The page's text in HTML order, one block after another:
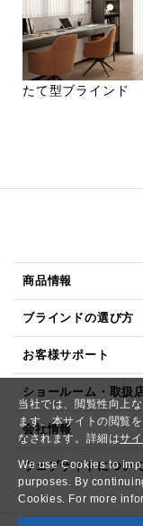
当社では、閲覧性向上
ます。本サイトの閲覧
なされます。詳細はサ
We use Cookies to
purposes. By
Cookies. For more
たて型ブラインド
商品情報
ブラインドの選び方
お客様サポート
ショールーム・取扱
会社情報
ウェブサイトについ